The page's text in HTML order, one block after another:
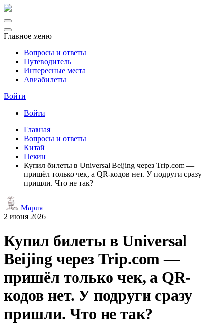
Главное меню
Вопросы и ответы
Путеводитель
Интересные места
Авиабилеты
Войти
Войти
Главная
Вопросы и ответы
Китай
Пекин
Купил билеты в Universal Beijing через Trip.com —
пришёл только чек, а QR-кодов нет. У подруги сразу
пришли. Что не так?
Мария
2 июня 2026
Купил билеты в Universal
Beijing через Trip.com —
пришёл только чек, а QR-
кодов нет. У подруги сразу
пришли. Что не так?